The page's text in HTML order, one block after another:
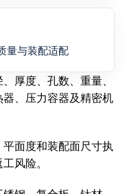
量与装配适配
厚度、孔数、重量、
、压力容器及精密机
面度和装配面尺寸执
风险。